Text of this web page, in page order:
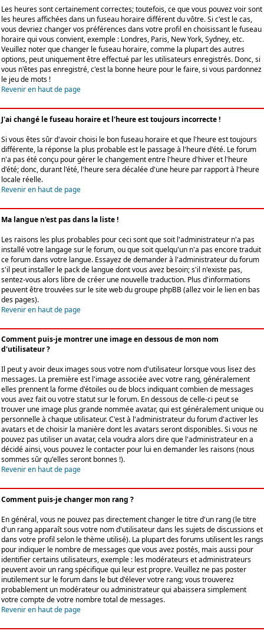
Les heures sont certainement correctes; toutefois, ce que vous pouvez voir sont
les heures affichées dans un fuseau horaire différent du vôtre. Si c'est le cas,
vous devriez changer vos préférences dans votre profil en choisissant le fuseau
horaire qui vous convient, exemple : Londres, Paris, New York, Sydney, etc.
Veuillez noter que changer le fuseau horaire, comme la plupart des autres
options, peut uniquement être effectué par les utilisateurs enregistrés. Donc, si
vous n'êtes pas enregistré, c'est la bonne heure pour le faire, si vous pardonnez
le jeu de mots !
Revenir en haut de page
J'ai changé le fuseau horaire et l'heure est toujours incorrecte !
Si vous êtes sûr d'avoir choisi le bon fuseau horaire et que l'heure est toujours
différente, la réponse la plus probable est le passage à l'heure d'été. Le forum
n'a pas été conçu pour gérer le changement entre l'heure d'hiver et l'heure
d'été; donc, durant l'été, l'heure sera décalée d'une heure par rapport à l'heure
locale réelle.
Revenir en haut de page
Ma langue n'est pas dans la liste !
Les raisons les plus probables pour ceci sont que soit l'administrateur n'a pas
installé votre langage sur le forum, ou que soit quelqu'un n'a pas encore traduit
ce forum dans votre langue. Essayez de demander à l'administrateur du forum
s'il peut installer le pack de langue dont vous avez besoin; s'il n'existe pas,
sentez-vous alors libre de créer une nouvelle traduction. Plus d'informations
peuvent être trouvées sur le site web du groupe phpBB (allez voir le lien en bas
des pages).
Revenir en haut de page
Comment puis-je montrer une image en dessous de mon nom
d'utilisateur ?
Il peut y avoir deux images sous votre nom d'utilisateur lorsque vous lisez des
messages. La première est l'image associée avec votre rang, généralement
elles prennent la forme d'étoiles ou de blocs indiquant combien de messages
vous avez fait ou votre statut sur le forum. En dessous de celle-ci peut se
trouver une image plus grande nommée avatar, qui est généralement unique ou
personnelle à chaque utilisateur. C'est à l'administrateur du forum d'activer les
avatars et de choisir la manière dont les avatars seront disponibles. Si vous ne
pouvez pas utiliser un avatar, cela voudra alors dire que l'administrateur en a
décidé ainsi, vous pouvez le contacter pour lui en demander les raisons (nous
sommes sûr qu'elles seront bonnes !).
Revenir en haut de page
Comment puis-je changer mon rang ?
En général, vous ne pouvez pas directement changer le titre d'un rang (le titre
d'un rang apparaît sous votre nom d'utilisateur dans les sujets de discussions et
dans votre profil selon le thème utilisé). La plupart des forums utilisent les rangs
pour indiquer le nombre de messages que vous avez postés, mais aussi pour
identifier certains utilisateurs, exemple : les modérateurs et administrateurs
peuvent avoir un rang spécifique qui leur est propre. Veuillez ne pas poster
inutilement sur le forum dans le but d'élever votre rang; vous trouverez
probablement un modérateur ou administrateur qui abaissera simplement
votre compte de votre nombre total de messages.
Revenir en haut de page